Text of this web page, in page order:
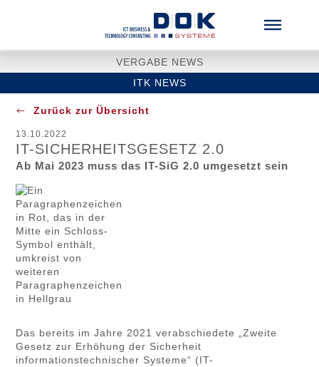
VERGABE NEWS
ITK NEWS
Zurück zur Übersicht
13.10.2022
IT-SICHERHEITSGESETZ 2.0
Ab Mai 2023 muss das IT-SiG 2.0 umgesetzt sein
Das bereits im Jahre 2021 verabschiedete „Zweite
Gesetz zur Erhöhung der Sicherheit
informationstechnischer Systeme“ (IT-